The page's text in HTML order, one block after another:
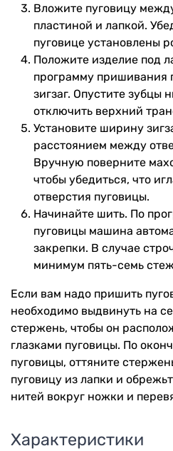
Вложите пуговицу
пластиной и лапкой.
пуговице установлены
Положите изделие под
программу пришивания
зигзаг. Опустите зубцы
отключить верхний
Установите ширину
расстоянием между
Вручную поверните
чтобы убедиться, что
отверстия пуговицы.
Начинайте шить. По
пуговицы машина
закрепки. В случае
минимум пять-семь
Если вам надо пришить
необходимо выдвинуть на
стержень, чтобы он
глазками пуговицы. По
пуговицы, оттяните
пуговицу из лапки и
нитей вокруг ножки и
Характеристики